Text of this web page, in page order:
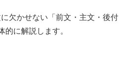
欠かせない「前文・主文・後付
的に解説します。